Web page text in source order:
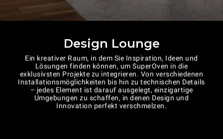
Design Lounge
Ein kreativer Raum, in dem Sie Inspiration, Ideen und
Lösungen finden können, um SuperOven in die
exklusivsten Projekte zu integrieren. Von verschiedenen
Installationsmöglichkeiten bis hin zu technischen Details
– jedes Element ist darauf ausgelegt, einzigartige
Umgebungen zu schaffen, in denen Design und
Innovation perfekt verschmelzen.